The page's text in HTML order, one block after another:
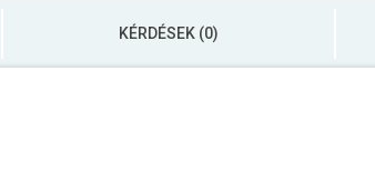
KÉRDÉSEK (0)